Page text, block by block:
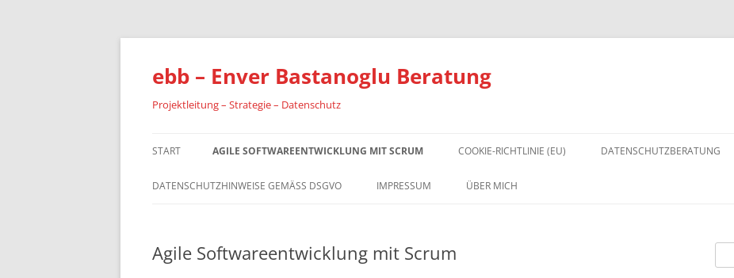
Zum
springen
ebb – Enver Bastanoglu Beratung
Projektleitung – Strategie – Datenschutz
START AGILE SOFTWAREENTWICKLUNG MIT SCRUM COOKIE-RICHTLINIE (EU) DATENSCHUTZBERATUNG
FÜR
DATENSCHUTZHINWEISE GEMÄSS DSGVO IMPRESSUM ÜBER MICH
Agile Softwareentwicklung mit Scrum